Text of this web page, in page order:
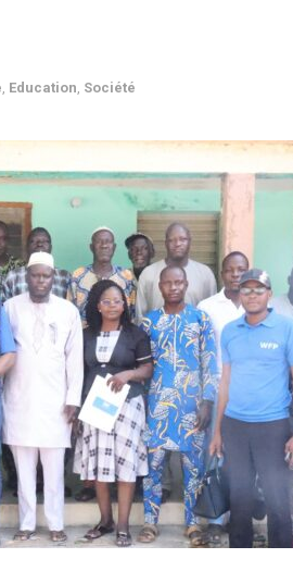
Education Société